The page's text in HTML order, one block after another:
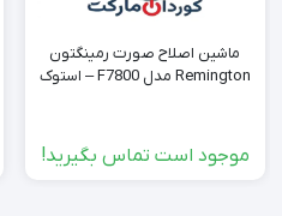
ماشین اصلاح صورت رمینگتون
Remington مدل F7800 – استوک
موجود است تماس بگیرید!